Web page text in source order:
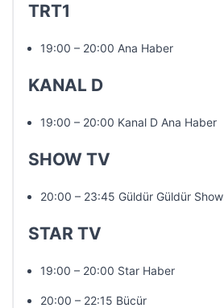
TRT1
19:00 – 20:00 Ana Haber
KANAL D
19:00 – 20:00 Kanal D Ana Haber
SHOW TV
20:00 – 23:45 Güldür Güldür Show
STAR TV
19:00 – 20:00 Star Haber
20:00 – 22:15 Bücür